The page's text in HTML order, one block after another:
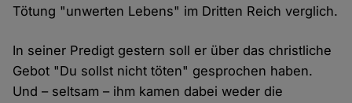
Tötung "unwerten Lebens" im Dritten Reich verglich.
In seiner Predigt gestern soll er über das christliche
Gebot "Du sollst nicht töten" gesprochen haben.
Und – seltsam – ihm kamen dabei weder die